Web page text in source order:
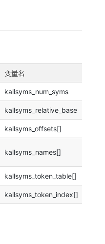
变量名
kallsyms_num_syms
kallsyms_relative_base
kallsyms_offsets[]
kallsyms_names[]
kallsyms_token_table[]
kallsyms_token_index[]